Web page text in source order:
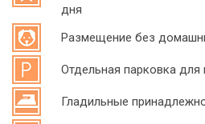
дня
Размещение без
Отдельная парковка
Гладильные